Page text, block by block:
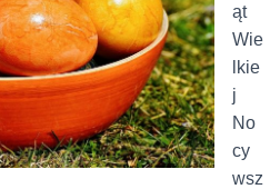
ąt
Wie
lkie
j
No
cy
wsz